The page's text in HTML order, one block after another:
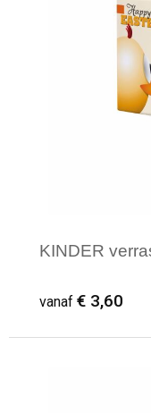
KINDER
vanaf € 3,60